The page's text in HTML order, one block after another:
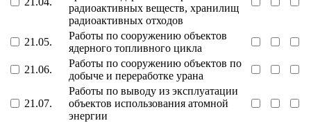
радиоактивных веществ, хранилищ
радиоактивных отходов
21.05.
Работы по сооружению объектов
ядерного топливного цикла
21.06.
Работы по сооружению объектов по
добыче и переработке урана
21.07.
Работы по выводу из эксплуатации
объектов использования атомной
энергии